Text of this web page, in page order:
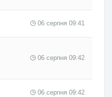
06 серпня 09:41
06 серпня 09:42
06 серпня 09:42